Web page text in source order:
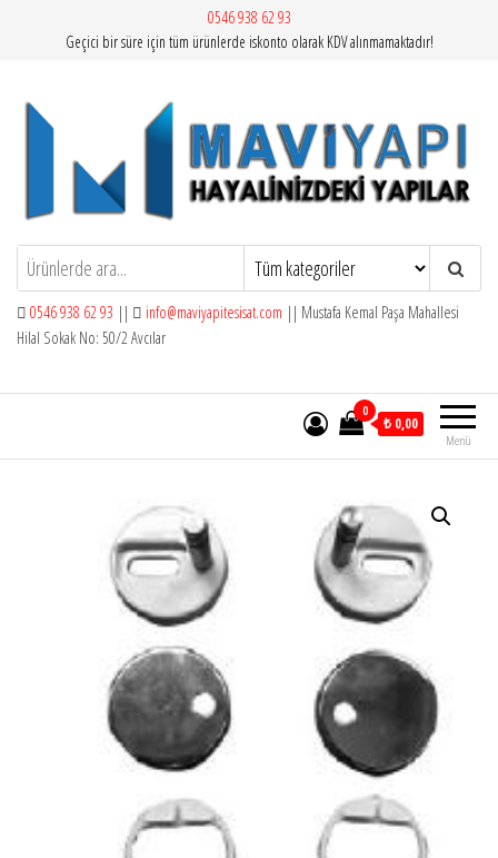
0546 938 62 93
Geçici bir süre için tüm ürünlerde iskonto olarak KDV alınmamaktadır!
Mavi Yapı | Vitra Artema
0546 938 62 93 || info@maviyapitesisat.com || Mustafa Kemal Paşa Mahallesi
Hilal Sokak No: 50/2 Avcılar
Menü
0
₺ 0,00